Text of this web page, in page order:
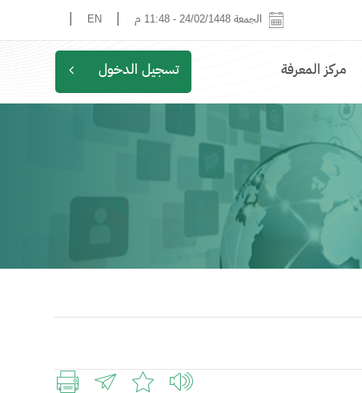
EN الجمعة 24/02/1448 - 11:48 م
مركز المعرفة تسجيل الدخول